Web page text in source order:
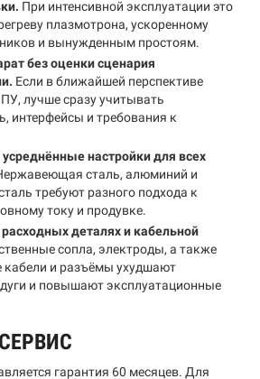
При интенсивной эксплуатации это
плазмотрона, ускоренному
и вынужденным простоям.
без оценки сценария
Если в ближайшей перспективе
лучше сразу учитывать
интерфейсы и требования к
настройки для всех
сталь, алюминий и
требуют разного подхода к
току и продувке.
деталях и кабельной
сопла, электроды, а также
кабели и разъёмы ухудшают
и повышают эксплуатационные
гарантия 60 месяцев. Для